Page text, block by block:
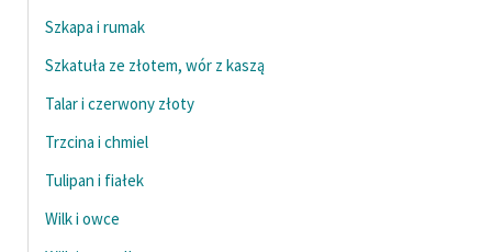
Szkapa i rumak
Szkatuła ze złotem, wór z kaszą
Talar i czerwony złoty
Trzcina i chmiel
Tulipan i fiałek
Wilk i owce